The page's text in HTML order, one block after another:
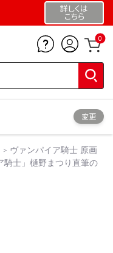
詳しくは
こちら
0
変更
ヴァンパイア騎士 原画
騎士」樋野まつり直筆の